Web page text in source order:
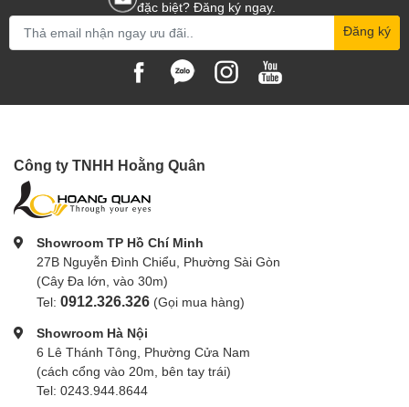
đặc biệt? Đăng ký ngay.
Đăng ký
Công ty TNHH Hoằng Quân
Showroom TP Hồ Chí Minh
27B Nguyễn Đình Chiểu, Phường Sài Gòn
(Cây Đa lớn, vào 30m)
Tel: 0912.326.326 (Gọi mua hàng)
Showroom Hà Nội
6 Lê Thánh Tông, Phường Cửa Nam
(cách cổng vào 20m, bên tay trái)
Tel: 0243.944.8644